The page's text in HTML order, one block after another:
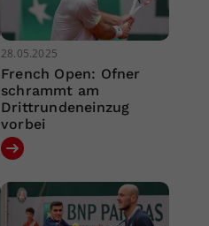
28.05.2025
French Open: Ofner
schrammt am
Drittrundeneinzug
vorbei